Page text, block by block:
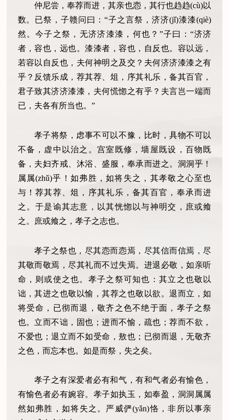
仲尼尝，奉荐而进，其亲也悫，其行也趋趋(cù)以
数。已祭，子赣问曰：“子之言祭，济济(jǐ)漆漆(qiè)
然。今子之祭，无济济漆漆，何也？”子曰：“济济
者，容也，远也。漆漆者，容也，自反也。容以远，
若容以自反也，夫何神明之及交？夫何济济漆漆之有
乎？反馈乐成，荐其荐、俎，序其礼乐，备其百官，
君子致其济济漆漆，夫何慌惚之有乎？夫言岂一端而
已，夫各有所当也。”
孝子将祭，虑事不可以不豫，比时，具物不可以
不备，虚中以治之。宫室既修，墙屋既设，百物既
备，夫妇齐戒、沐浴、盛服，奉承而进之。洞洞乎！
属属(zhǔ)乎！如弗胜，如将失之，其孝敬之心至也
与！荐其荐、俎，序其礼乐，备其百官，奉承而进
之。于是谕其志意，以其恍惚以与神明交，庶或飨
之。庶或飨之，孝子之志也。
孝子之祭也，尽其悫而悫焉，尽其信而信焉，尽
其敬而敬焉，尽其礼而不过失焉。进退必敬，如亲听
命，则或使之也。孝子之祭可知也：其立之也敬以
诎，其进之也敬以愉，其荐之也敬以欲。退而立，如
将受命，已彻而退，敬齐之色不绝于面，孝子之祭
也。立而不诎，固也；进而不愉，疏也；荐而不欲，
不爱也；退立而不如受命，敖也；已彻而退，无敬齐
之色，而忘本也。如是而祭，失之矣。
孝子之有深爱者必有和气，有和气者必有愉色，
有愉色者必有婉容。孝子如执玉，如奉盈，洞洞属属
然如弗胜，如将失之。严威俨(yǎn)恪，非所以事亲